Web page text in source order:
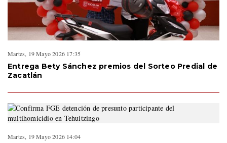
Martes, 19 Mayo 2026 17:35
Entrega Bety Sánchez premios del Sorteo Predial de
Zacatlán
Martes, 19 Mayo 2026 14:04